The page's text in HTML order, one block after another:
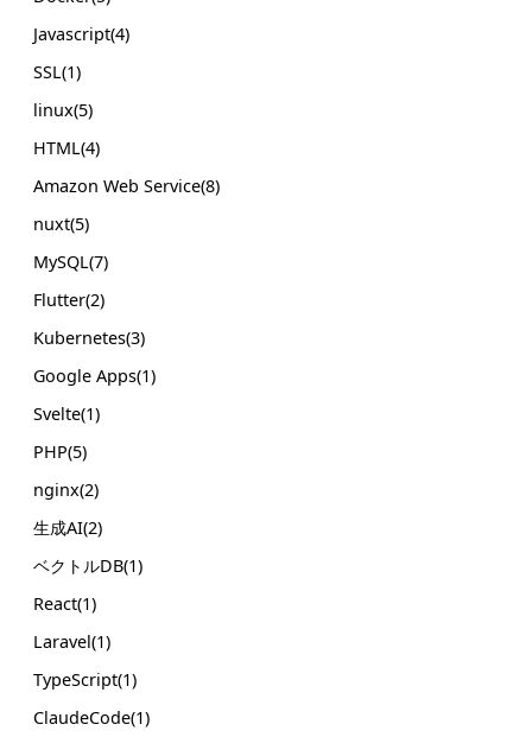
Javascript(4)
SSL(1)
linux(5)
HTML(4)
Amazon Web Service(8)
nuxt(5)
MySQL(7)
Flutter(2)
Kubernetes(3)
Google Apps(1)
Svelte(1)
PHP(5)
nginx(2)
生成AI(2)
ベクトルDB(1)
React(1)
Laravel(1)
TypeScript(1)
ClaudeCode(1)